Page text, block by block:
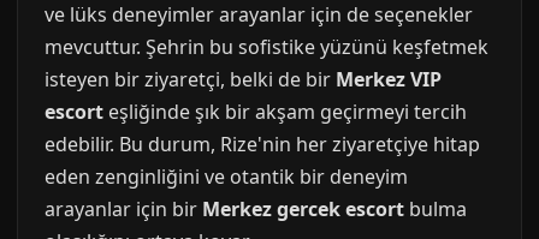
ve lüks deneyimler arayanlar için de seçenekler
mevcuttur. Şehrin bu sofistike yüzünü keşfetmek
isteyen bir ziyaretçi, belki de bir Merkez VIP
escort eşliğinde şık bir akşam geçirmeyi tercih
edebilir. Bu durum, Rize'nin her ziyaretçiye hitap
eden zenginliğini ve otantik bir deneyim
arayanlar için bir Merkez gercek escort bulma